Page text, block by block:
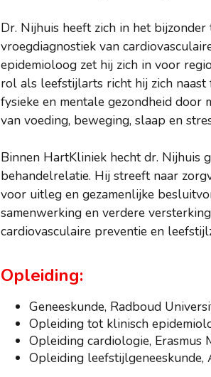
Dr. Nijhuis heeft zich in het
vroegdiagnostiek van
epidemioloog zet hij zich in voor
rol als leefstijlarts richt hij zich
fysieke en mentale gezondheid
van voeding, beweging, slaap en
Binnen HartKliniek hecht dr. Nijhuis
behandelrelatie. Hij streeft naar
voor uitleg en gezamenlijke
samenwerking en verdere
cardiovasculaire preventie en
Opleiding:
Geneeskunde, Radboud
Opleiding tot klinisch
Opleiding cardiologie, Erasmus
Opleiding leefstijlgeneeskunde,